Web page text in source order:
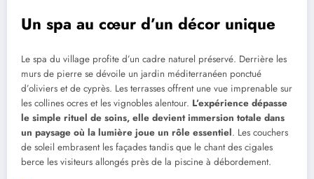
Un spa au cœur d’un décor unique
Le spa du village profite d’un cadre naturel préservé. Derrière les
murs de pierre se dévoile un jardin méditerranéen ponctué
d’oliviers et de cyprès. Les terrasses offrent une vue imprenable sur
les collines ocres et les vignobles alentour. L’expérience dépasse
le simple rituel de soins, elle devient immersion totale dans
un paysage où la lumière joue un rôle essentiel. Les couchers
de soleil embrasent les façades tandis que le chant des cigales
berce les visiteurs allongés près de la piscine à débordement.